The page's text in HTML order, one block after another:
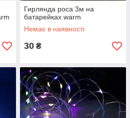
Гирлянда роса 3м на
батарейках warm
Немає в наявності
30 ₴